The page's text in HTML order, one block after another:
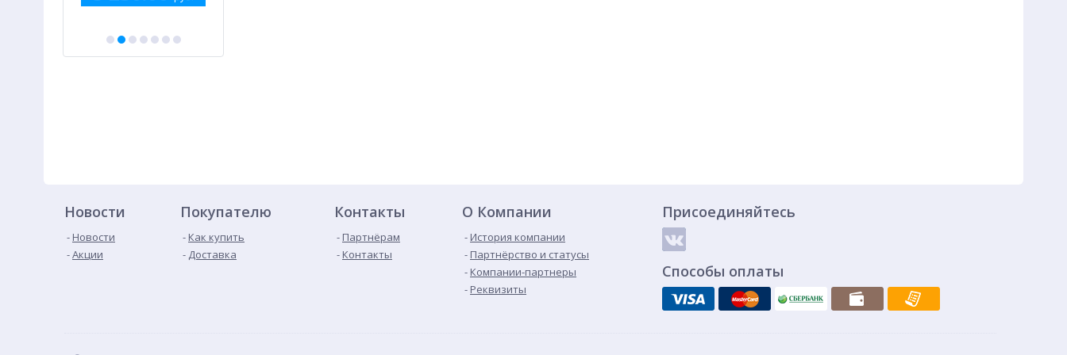
Новости
Новости
Акции
Покупателю
Как купить
Доставка
Контакты
Партнёрам
Контакты
О Компании
История компании
Партнёрство и статусы
Компании-партнеры
Реквизиты
Присоединяйтесь
Способы оплаты